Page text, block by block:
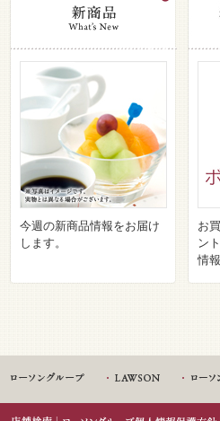
今週の新商品情報をお届け
します。
お
ン
情